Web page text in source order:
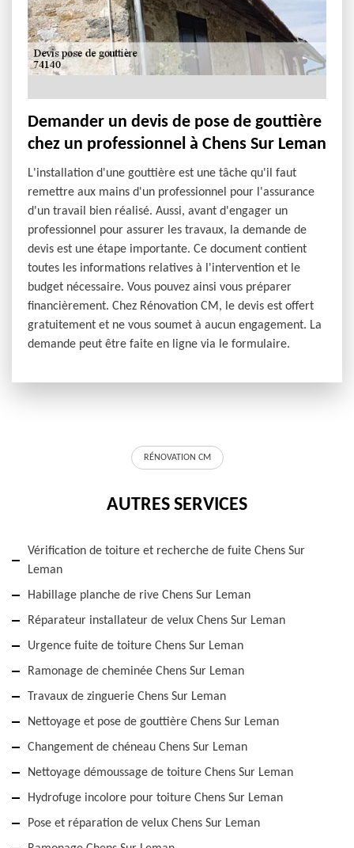
Demander un devis de pose de gouttière
chez un professionnel à Chens Sur Leman
L'installation d'une gouttière est une tâche qu'il faut
remettre aux mains d'un professionnel pour l'assurance
d'un travail bien réalisé. Aussi, avant d'engager un
professionnel pour assurer les travaux, la demande de
devis est une étape importante. Ce document contient
toutes les informations relatives à l'intervention et le
budget nécessaire. Vous pouvez ainsi vous préparer
financièrement. Chez Rénovation CM, le devis est offert
gratuitement et ne vous soumet à aucun engagement. La
demande peut être faite en ligne via le formulaire.
RÉNOVATION CM
AUTRES SERVICES
Vérification de toiture et recherche de fuite Chens Sur
Leman
Habillage planche de rive Chens Sur Leman
Réparateur installateur de velux Chens Sur Leman
Urgence fuite de toiture Chens Sur Leman
Ramonage de cheminée Chens Sur Leman
Travaux de zinguerie Chens Sur Leman
Nettoyage et pose de gouttière Chens Sur Leman
Changement de chéneau Chens Sur Leman
Nettoyage démoussage de toiture Chens Sur Leman
Hydrofuge incolore pour toiture Chens Sur Leman
Pose et réparation de velux Chens Sur Leman